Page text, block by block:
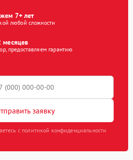
7+ лет
любой сложности
месяцев
предоставляем гарантию
заявку
с политикой конфиденциальности